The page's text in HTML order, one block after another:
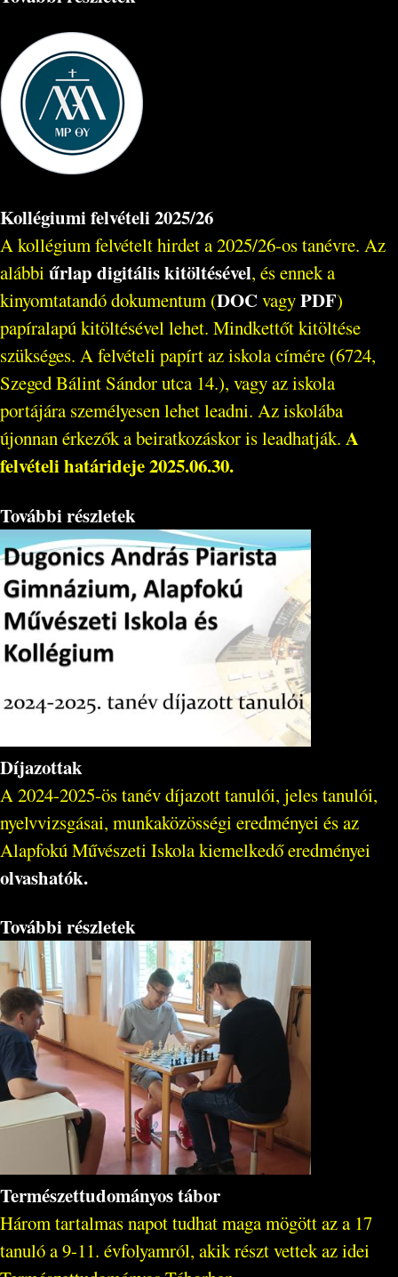
Kollégiumi felvételi 2025/26
A kollégium felvételt hirdet a 2025/26-os tanévre. Az
alábbi űrlap digitális kitöltésével, és ennek a
kinyomtatandó dokumentum (DOC vagyPDF)
papíralapú kitöltésével lehet. Mindkettőt kitöltése
szükséges. A felvételi papírt az iskola címére (6724,
Szeged Bálint Sándor utca 14.), vagy az iskola
portájára személyesen lehet leadni. Az iskolába
újonnan érkezők a beiratkozáskor is leadhatják. A
felvételi határideje 2025.06.30.
További részletek
Díjazottak
A 2024-2025-ös tanév díjazott tanulói, jeles tanulói,
nyelvvizsgásai, munkaközösségi eredményei és az
Alapfokú Művészeti Iskola kiemelkedő eredményei
olvashatók.
További részletek
Természettudományos tábor
Három tartalmas napot tudhat maga mögött az a 17
tanuló a 9-11. évfolyamról, akik részt vettek az idei